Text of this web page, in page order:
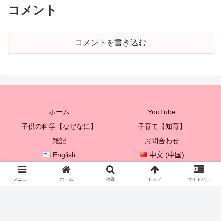
コメント
コメントを書き込む
ホーム
YouTube
子供の科学【なぜなに】
子育て【知育】
雑記
お問合わせ
English
中文 (中国)
한국어
メニュー ホーム 検索 トップ サイドバー